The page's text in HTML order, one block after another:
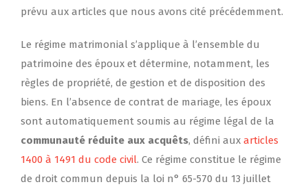
prévu aux articles que nous avons cité précédemment.
Le régime matrimonial s’applique à l’ensemble du
patrimoine des époux et détermine, notamment, les
règles de propriété, de gestion et de disposition des
biens. En l’absence de contrat de mariage, les époux
sont automatiquement soumis au régime légal de la
communauté réduite aux acquêts, défini aux articles
1400 à 1491 du code civil. Ce régime constitue le régime
de droit commun depuis la loi n° 65-570 du 13 juillet